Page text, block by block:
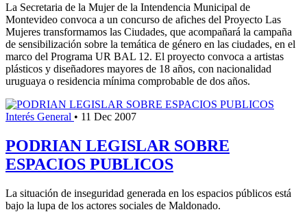
La Secretaria de la Mujer de la Intendencia Municipal de
Montevideo convoca a un concurso de afiches del Proyecto Las
Mujeres transformamos las Ciudades, que acompañará la campaña
de sensibilización sobre la temática de género en las ciudades, en el
marco del Programa UR BAL 12. El proyecto convoca a artistas
plásticos y diseñadores mayores de 18 años, con nacionalidad
uruguaya o residencia mínima comprobable de dos años.
Interés General • 11 Dec 2007
PODRIAN LEGISLAR SOBRE
ESPACIOS PUBLICOS
La situación de inseguridad generada en los espacios públicos está
bajo la lupa de los actores sociales de Maldonado.